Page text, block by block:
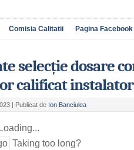
Comisia Calitatii Pagina Facebook
selecție dosare
calificat instalator
| Publicat de Ion Banciulea
Loading...
Taking too long?